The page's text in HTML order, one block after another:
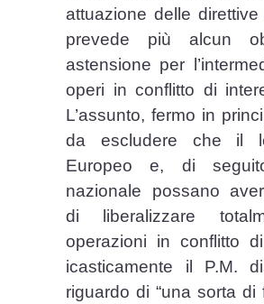
attuazione delle
prevede più alcun
astensione per
operi in conflitto di
L’assunto, fermo in
da escludere che il
Europeo e, di
nazionale possano
di liberalizzare
operazioni in conflitto
icasticamente il P.M.
riguardo di “una sorta di